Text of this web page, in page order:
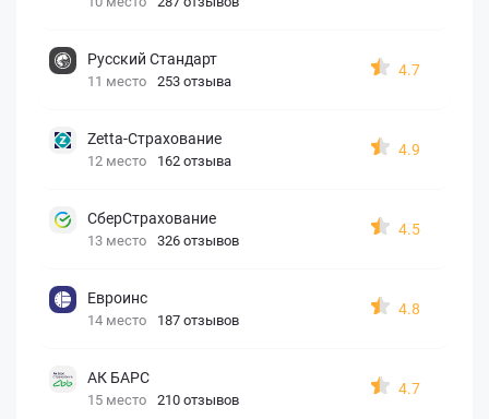
Русский Стандарт
11 место 253 отзыва
4.7
Zetta-Страхование
12 место 162 отзыва
4.9
СберСтрахование
13 место 326 отзывов
4.5
Евроинс
14 место 187 отзывов
4.8
АК БАРС
15 место 210 отзывов
4.7